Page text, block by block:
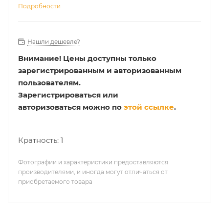
Подробности
Нашли дешевле?
Внимание! Цены доступны только
зарегистрированным и авторизованным
пользователям.
Зарегистрироваться или
авторизоваться можно по этой ссылке.
Кратность: 1
Фотографии и характеристики предоставляются
производителями, и иногда могут отличаться от
приобретаемого товара